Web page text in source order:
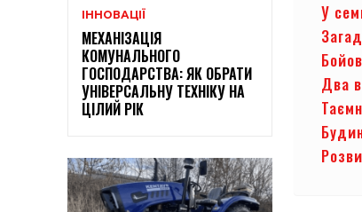
ІННОВАЦІЇ
МЕХАНІЗАЦІЯ
КОМУНАЛЬНОГО
ГОСПОДАРСТВА: ЯК ОБРАТИ
УНІВЕРСАЛЬНУ ТЕХНІКУ НА
ЦІЛИЙ РІК
У
Два